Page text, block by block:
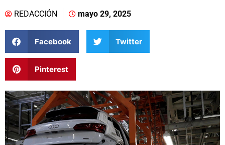
REDACCIÓN mayo 29, 2025
Facebook Twitter
Pinterest